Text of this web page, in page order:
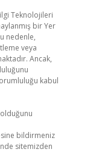
Teknolojileri
bir Yer
nedenle,
veya
Ancak,
kabul
bildirmeniz
sitemizden